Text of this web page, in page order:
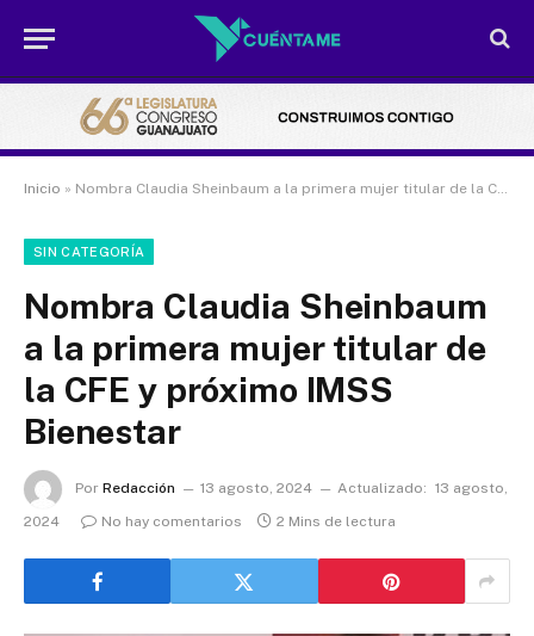
Inicio » Nombra Claudia Sheinbaum a la primera mujer titular de la CFE y próximo IMSS Bienestar
SIN CATEGORÍA
Nombra Claudia Sheinbaum
a la primera mujer titular de
la CFE y próximo IMSS
Bienestar
Por Redacción 13 agosto, 2024 Actualizado: 13 agosto,
2024
No hay comentarios 2 Mins de lectura